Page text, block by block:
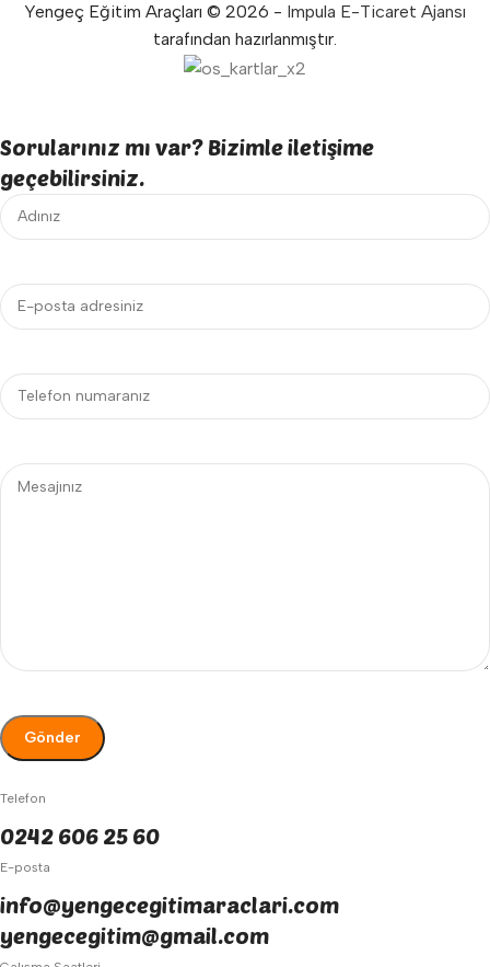
Yengeç Eğitim Araçları © 2026 - Impula E-Ticaret Ajansı
tarafından hazırlanmıştır.
Sorularınız mı var? Bizimle iletişime
geçebilirsiniz.
Telefon
0242 606 25 60
E-posta
info@yengecegitimaraclari.com
yengecegitim@gmail.com